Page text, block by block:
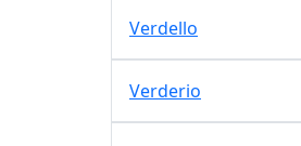
Verdello
Verderio